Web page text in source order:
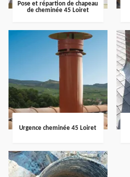
Pose et répartion de chapeau
de cheminée 45 Loiret
Urgence cheminée 45 Loiret